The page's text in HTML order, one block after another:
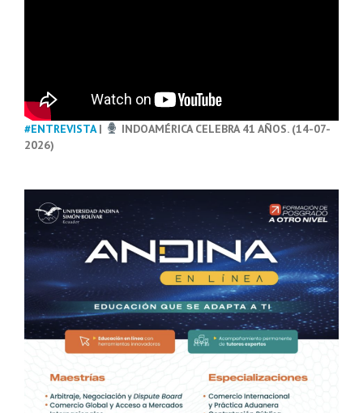
#ENTREVISTA|
INDOAMÉRICA CELEBRA 41 AÑOS. (14-07-
2026)